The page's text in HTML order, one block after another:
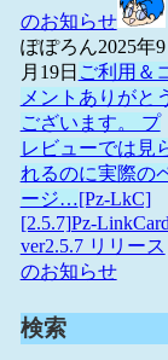
のお知らせ
ぽぽろん2025年9
月19日 ご利用＆
メントありがと
ございます。 プ
レビューでは見
れるのに実際の
ージ…[Pz-LkC]
[2.5.7]Pz-LinkCard
ver2.5.7 リリース
のお知らせ
検索